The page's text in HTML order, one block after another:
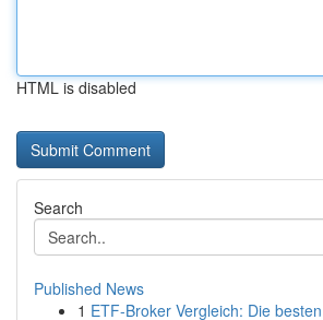
HTML is disabled
Search
Published News
1 ETF-Broker Vergleich: Die